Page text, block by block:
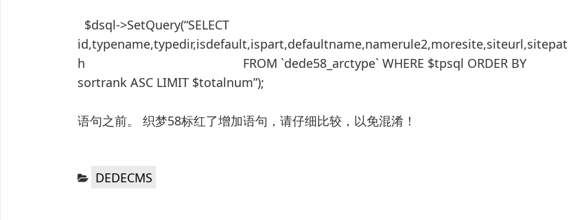
$dsql->SetQuery(“SELECT
id,typename,typedir,isdefault,ispart,defaultname,namerule2,moresite,siteurl,sitepat
h FROM `dede58_arctype` WHERE $tpsql ORDER BY
sortrank ASC LIMIT $totalnum”);
语句之前。 织梦58标红了增加语句，请仔细比较，以免混淆！
分 DEDECMS